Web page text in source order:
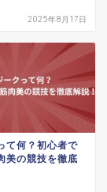
2025年8月17日
て何？初心者で
美の競技を徹底